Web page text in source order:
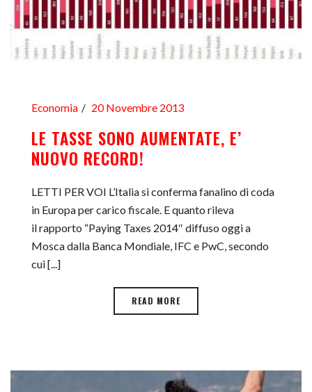
Economia 20 Novembre 2013
LE TASSE SONO AUMENTATE, E’
NUOVO RECORD!
LETTI PER VOI L’Italia si conferma fanalino di coda
in Europa per carico fiscale. E quanto rileva
il rapporto “Paying Taxes 2014″ diffuso oggi a
Mosca dalla Banca Mondiale, IFC e PwC, secondo
cui [...]
READ MORE